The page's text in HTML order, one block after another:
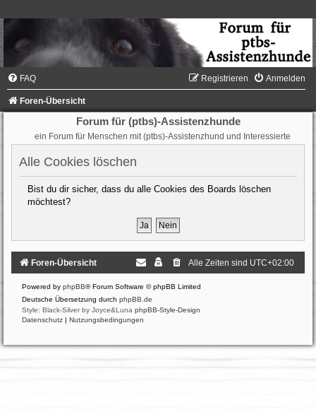
FAQ Anmelden
Registrieren
Foren-Übersicht
Forum für (ptbs)-Assistenzhunde
ein Forum für Menschen mit (ptbs)-Assistenzhund und Interessierte
Alle Cookies löschen
Bist du dir sicher, dass du alle Cookies des Boards löschen
möchtest?
Foren-Übersicht Alle Zeiten sind UTC+02:00
Powered by phpBB® Forum Software © phpBB Limited
Deutsche Übersetzung durch phpBB.de
Style: Black-Silver by Joyce&Luna phpBB-Style-Design
Datenschutz | Nutzungsbedingungen